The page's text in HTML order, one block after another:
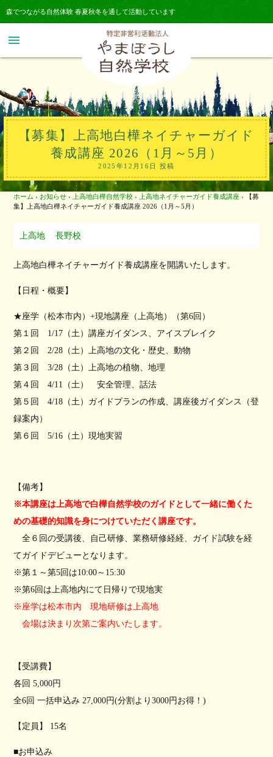
森でつながる自然体験 春夏秋冬を通して活動しています
menu
【募集】上高地白樺ネイチャーガイド
養成講座 2026（1月～5月）
2025年12月16日 投稿
ホーム › お知らせ › 上高地白樺自然学校 › 上高地ネイチャーガイド養成講座 › 【募
集】上高地白樺ネイチャーガイド養成講座 2026（1月～5月）
上高地 長野校
上高地白樺ネイチャーガイド養成講座を開講いたします。
【日程・概要】
★座学（松本市内）+現地講座（上高地）（第6回）
第１回 1/17（土）講座ガイダンス、アイスブレイク
第２回 2/28（土）上高地の文化・歴史、動物
第３回 3/28（土）上高地の植物、地理
第４回 4/11（土） 安全管理、話法
第５回 4/18（土）ガイドプランの作成、講座後ガイダンス（登
録案内）
第６回 5/16（土）現地実習
【備考】
※本講座は上高地で白樺自然学校のガイドとして一緒に働くた
めの基礎的知識を身につけていただく講座です。
全６回の受講後、自己研修、業務研修経経、ガイド試験を経
てガイドデビューとなります。
※第１～第5回は10:00～15:30
※第6回は上高地内にて日帰りで現地実
※座学は松本市内 現地研修は上高地
会場は決まり次第ご案内いたします。
【受講費】
各回 5,000円
全6回 一括申込み 27,000円(分割より3000円お得！)
【定員】 15名
■お申込み